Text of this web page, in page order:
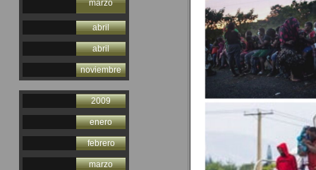
marzo
abril
abril
noviembre
2009
enero
febrero
marzo